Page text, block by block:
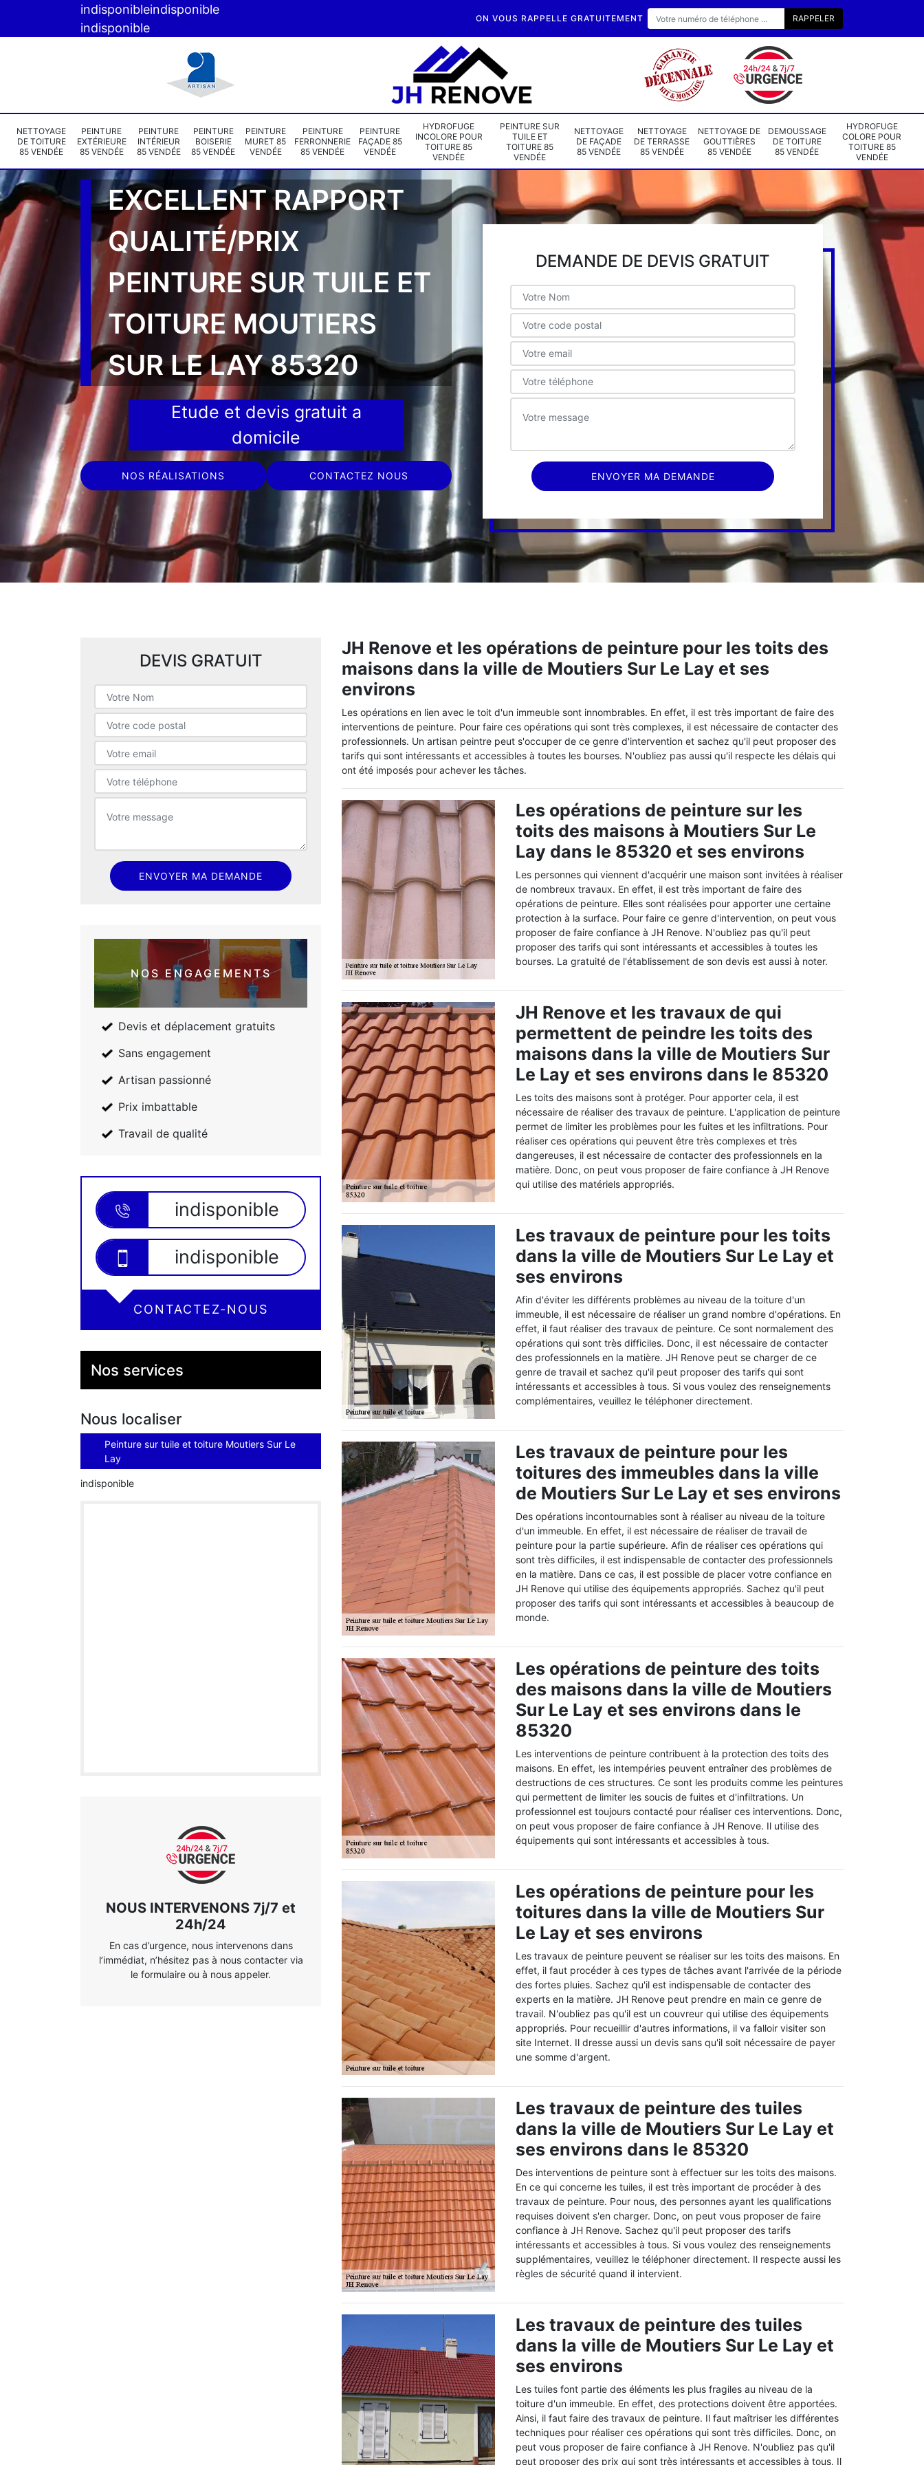
indisponibleindisponible
indisponible
ON VOUS RAPPELLE GRATUITEMENT
NETTOYAGE
DE TOITURE
85 VENDÉE
PEINTURE
EXTÉRIEURE
85 VENDÉE
PEINTURE
INTÉRIEUR
85 VENDÉE
PEINTURE
BOISERIE
85 VENDÉE
PEINTURE
MURET 85
VENDÉE
PEINTURE
FERRONNERIE
85 VENDÉE
PEINTURE
FAÇADE 85
VENDÉE
HYDROFUGE
INCOLORE POUR
TOITURE 85
VENDÉE
PEINTURE SUR
TUILE ET
TOITURE 85
VENDÉE
NETTOYAGE
DE FAÇADE
85 VENDÉE
NETTOYAGE
DE TERRASSE
85 VENDÉE
NETTOYAGE DE
GOUTTIÈRES
85 VENDÉE
DEMOUSSAGE
DE TOITURE
85 VENDÉE
HYDROFUGE
COLORE POUR
TOITURE 85
VENDÉE
EXCELLENT RAPPORT
QUALITÉ/PRIX
PEINTURE SUR TUILE ET
TOITURE MOUTIERS
SUR LE LAY 85320
Etude et devis gratuit a
domicile
NOS RÉALISATIONS CONTACTEZ NOUS
DEMANDE DE DEVIS GRATUIT
DEVIS GRATUIT
NOS ENGAGEMENTS
Devis et déplacement gratuits
Sans engagement
Artisan passionné
Prix imbattable
Travail de qualité
indisponible
indisponible
CONTACTEZ-NOUS
Nos services
Nous localiser
Peinture sur tuile et toiture Moutiers Sur Le
Lay
indisponible
NOUS INTERVENONS 7j/7 et
24h/24
En cas d’urgence, nous intervenons dans
l’immédiat, n’hésitez pas à nous contacter via
le formulaire ou à nous appeler.
JH Renove et les opérations de peinture pour les toits des
maisons dans la ville de Moutiers Sur Le Lay et ses
environs
Les opérations en lien avec le toit d'un immeuble sont innombrables. En effet, il est très important de faire des
interventions de peinture. Pour faire ces opérations qui sont très complexes, il est nécessaire de contacter des
professionnels. Un artisan peintre peut s'occuper de ce genre d'intervention et sachez qu'il peut proposer des
tarifs qui sont intéressants et accessibles à toutes les bourses. N'oubliez pas aussi qu'il respecte les délais qui
ont été imposés pour achever les tâches.
Les opérations de peinture sur les
toits des maisons à Moutiers Sur Le
Lay dans le 85320 et ses environs
Les personnes qui viennent d'acquérir une maison sont invitées à réaliser
de nombreux travaux. En effet, il est très important de faire des
opérations de peinture. Elles sont réalisées pour apporter une certaine
protection à la surface. Pour faire ce genre d'intervention, on peut vous
proposer de faire confiance à JH Renove. N'oubliez pas qu'il peut
proposer des tarifs qui sont intéressants et accessibles à toutes les
bourses. La gratuité de l'établissement de son devis est aussi à noter.
JH Renove et les travaux de qui
permettent de peindre les toits des
maisons dans la ville de Moutiers Sur
Le Lay et ses environs dans le 85320
Les toits des maisons sont à protéger. Pour apporter cela, il est
nécessaire de réaliser des travaux de peinture. L'application de peinture
permet de limiter les problèmes pour les fuites et les infiltrations. Pour
réaliser ces opérations qui peuvent être très complexes et très
dangereuses, il est nécessaire de contacter des professionnels en la
matière. Donc, on peut vous proposer de faire confiance à JH Renove
qui utilise des matériels appropriés.
Les travaux de peinture pour les toits
dans la ville de Moutiers Sur Le Lay et
ses environs
Afin d'éviter les différents problèmes au niveau de la toiture d'un
immeuble, il est nécessaire de réaliser un grand nombre d'opérations. En
effet, il faut réaliser des travaux de peinture. Ce sont normalement des
opérations qui sont très difficiles. Donc, il est nécessaire de contacter
des professionnels en la matière. JH Renove peut se charger de ce
genre de travail et sachez qu'il peut proposer des tarifs qui sont
intéressants et accessibles à tous. Si vous voulez des renseignements
complémentaires, veuillez le téléphoner directement.
Les travaux de peinture pour les
toitures des immeubles dans la ville
de Moutiers Sur Le Lay et ses environs
Des opérations incontournables sont à réaliser au niveau de la toiture
d'un immeuble. En effet, il est nécessaire de réaliser de travail de
peinture pour la partie supérieure. Afin de réaliser ces opérations qui
sont très difficiles, il est indispensable de contacter des professionnels
en la matière. Dans ce cas, il est possible de placer votre confiance en
JH Renove qui utilise des équipements appropriés. Sachez qu'il peut
proposer des tarifs qui sont intéressants et accessibles à beaucoup de
monde.
Les opérations de peinture des toits
des maisons dans la ville de Moutiers
Sur Le Lay et ses environs dans le
85320
Les interventions de peinture contribuent à la protection des toits des
maisons. En effet, les intempéries peuvent entraîner des problèmes de
destructions de ces structures. Ce sont les produits comme les peintures
qui permettent de limiter les soucis de fuites et d'infiltrations. Un
professionnel est toujours contacté pour réaliser ces interventions. Donc,
on peut vous proposer de faire confiance à JH Renove. Il utilise des
équipements qui sont intéressants et accessibles à tous.
Les opérations de peinture pour les
toitures dans la ville de Moutiers Sur
Le Lay et ses environs
Les travaux de peinture peuvent se réaliser sur les toits des maisons. En
effet, il faut procéder à ces types de tâches avant l'arrivée de la période
des fortes pluies. Sachez qu'il est indispensable de contacter des
experts en la matière. JH Renove peut prendre en main ce genre de
travail. N'oubliez pas qu'il est un couvreur qui utilise des équipements
appropriés. Pour recueillir d'autres informations, il va falloir visiter son
site Internet. Il dresse aussi un devis sans qu'il soit nécessaire de payer
une somme d'argent.
Les travaux de peinture des tuiles
dans la ville de Moutiers Sur Le Lay et
ses environs dans le 85320
Des interventions de peinture sont à effectuer sur les toits des maisons.
En ce qui concerne les tuiles, il est très important de procéder à des
travaux de peinture. Pour nous, des personnes ayant les qualifications
requises doivent s'en charger. Donc, on peut vous proposer de faire
confiance à JH Renove. Sachez qu'il peut proposer des tarifs
intéressants et accessibles à tous. Si vous voulez des renseignements
supplémentaires, veuillez le téléphoner directement. Il respecte aussi les
règles de sécurité quand il intervient.
Les travaux de peinture des tuiles
dans la ville de Moutiers Sur Le Lay et
ses environs
Les tuiles font partie des éléments les plus fragiles au niveau de la
toiture d'un immeuble. En effet, des protections doivent être apportées.
Ainsi, il faut faire des travaux de peinture. Il faut maîtriser les différentes
techniques pour réaliser ces opérations qui sont très difficiles. Donc, on
peut vous proposer de faire confiance à JH Renove. N'oubliez pas qu'il
peut proposer des prix qui sont très intéressants et accessibles à tous. Il